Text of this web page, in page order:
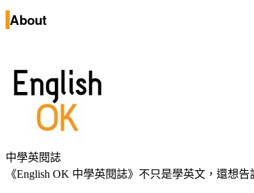
About
中學英閱誌
《English OK 中學英閱誌》不只是學英文，還想